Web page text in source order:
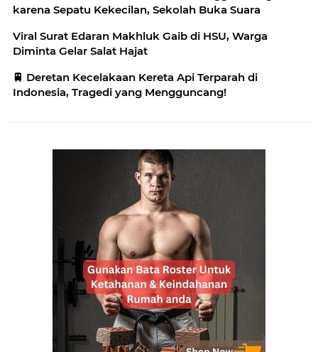
karena Sepatu Kekecilan, Sekolah Buka Suara
Viral Surat Edaran Makhluk Gaib di HSU, Warga
Diminta Gelar Salat Hajat
🚆 Deretan Kecelakaan Kereta Api Terparah di
Indonesia, Tragedi yang Mengguncang!